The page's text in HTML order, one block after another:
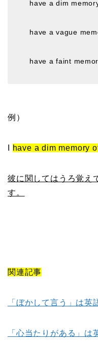
have a dim
have a vague
have a faint
例）
have a dim memory
彼に関してはうろ覚え
す。
関連記事
「ぼかして言う」は英
「心当たりがある」は